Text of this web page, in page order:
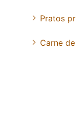
Pratos
Carne